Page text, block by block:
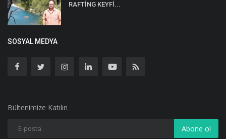
RAFTİNG KEYFİ...
SOSYAL MEDYA
Bültenimize Katılın
Abone ol